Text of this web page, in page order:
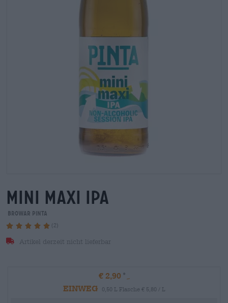
mini maxi ipa
Browar Pinta
(2)
Artikel derzeit nicht lieferbar
€ 2,90
EINWEG
0,50 L Flasche € 5,80 / L